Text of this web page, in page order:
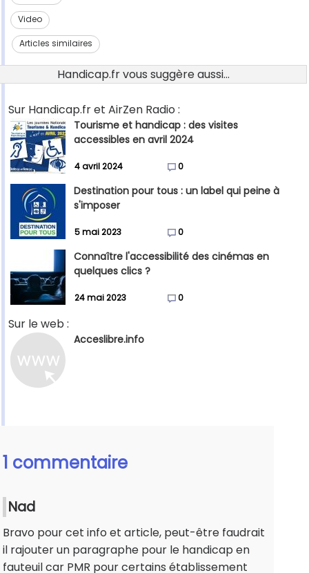
Video
Articles similaires
Handicap.fr vous suggère aussi...
Sur Handicap.fr et AirZen Radio :
Tourisme et handicap : des visites
accessibles en avril 2024
4 avril 2024 0
Destination pour tous : un label qui peine à
s'imposer
5 mai 2023 0
Connaître l'accessibilité des cinémas en
quelques clics ?
24 mai 2023 0
Sur le web :
Acceslibre.info
1 commentaire
Nad
Bravo pour cet info et article, peut-être faudrait
il rajouter un paragraphe pour le handicap en
fauteuil car PMR pour certains établissement